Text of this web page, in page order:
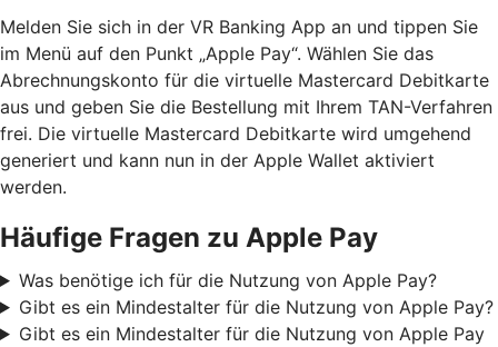
Melden Sie sich in der VR Banking App an und tippen Sie
im Menü auf den Punkt „Apple Pay“. Wählen Sie das
Abrechnungskonto für die virtuelle Mastercard Debitkarte
aus und geben Sie die Bestellung mit Ihrem TAN-Verfahren
frei. Die virtuelle Mastercard Debitkarte wird umgehend
generiert und kann nun in der Apple Wallet aktiviert
werden.
Häufige Fragen zu Apple Pay
Was benötige ich für die Nutzung von Apple Pay?
Gibt es ein Mindestalter für die Nutzung von Apple Pay?
Gibt es ein Mindestalter für die Nutzung von Apple Pay